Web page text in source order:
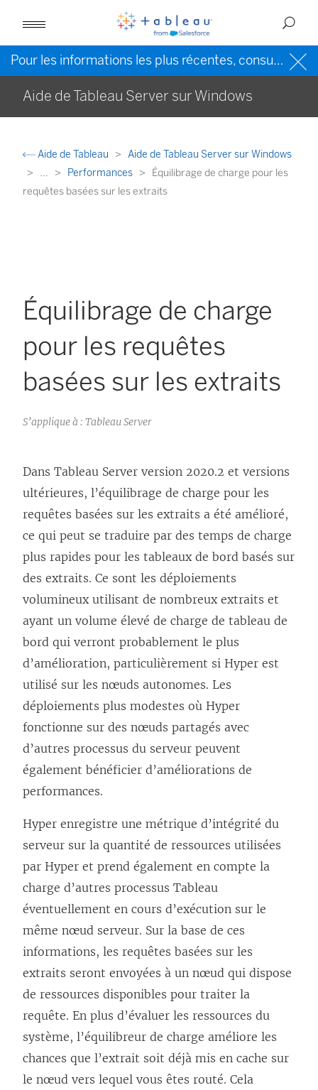
Pour les informations les plus récentes, consultez l’
Aide de Tableau Server sur Windows
Aide de Tableau
Aide de Tableau Server sur Windows
...
Performances
Équilibrage de charge pour les
requêtes basées sur les extraits
Équilibrage de charge
pour les requêtes
basées sur les extraits
S’applique à : Tableau Server
Dans Tableau Server version 2020.2 et versions
ultérieures, l’équilibrage de charge pour les
requêtes basées sur les extraits a été amélioré,
ce qui peut se traduire par des temps de charge
plus rapides pour les tableaux de bord basés sur
des extraits. Ce sont les déploiements
volumineux utilisant de nombreux extraits et
ayant un volume élevé de charge de tableau de
bord qui verront probablement le plus
d’amélioration, particulièrement si Hyper est
utilisé sur les nœuds autonomes. Les
déploiements plus modestes où Hyper
fonctionne sur des nœuds partagés avec
d’autres processus du serveur peuvent
également bénéficier d’améliorations de
performances.
Hyper enregistre une métrique d’intégrité du
serveur sur la quantité de ressources utilisées
par Hyper et prend également en compte la
charge d’autres processus Tableau
éventuellement en cours d’exécution sur le
même nœud serveur. Sur la base de ces
informations, les requêtes basées sur les
extraits seront envoyées à un nœud qui dispose
de ressources disponibles pour traiter la
requête. En plus d’évaluer les ressources du
système, l’équilibreur de charge améliore les
chances que l’extrait soit déjà mis en cache sur
le nœud vers lequel vous êtes routé. Cela